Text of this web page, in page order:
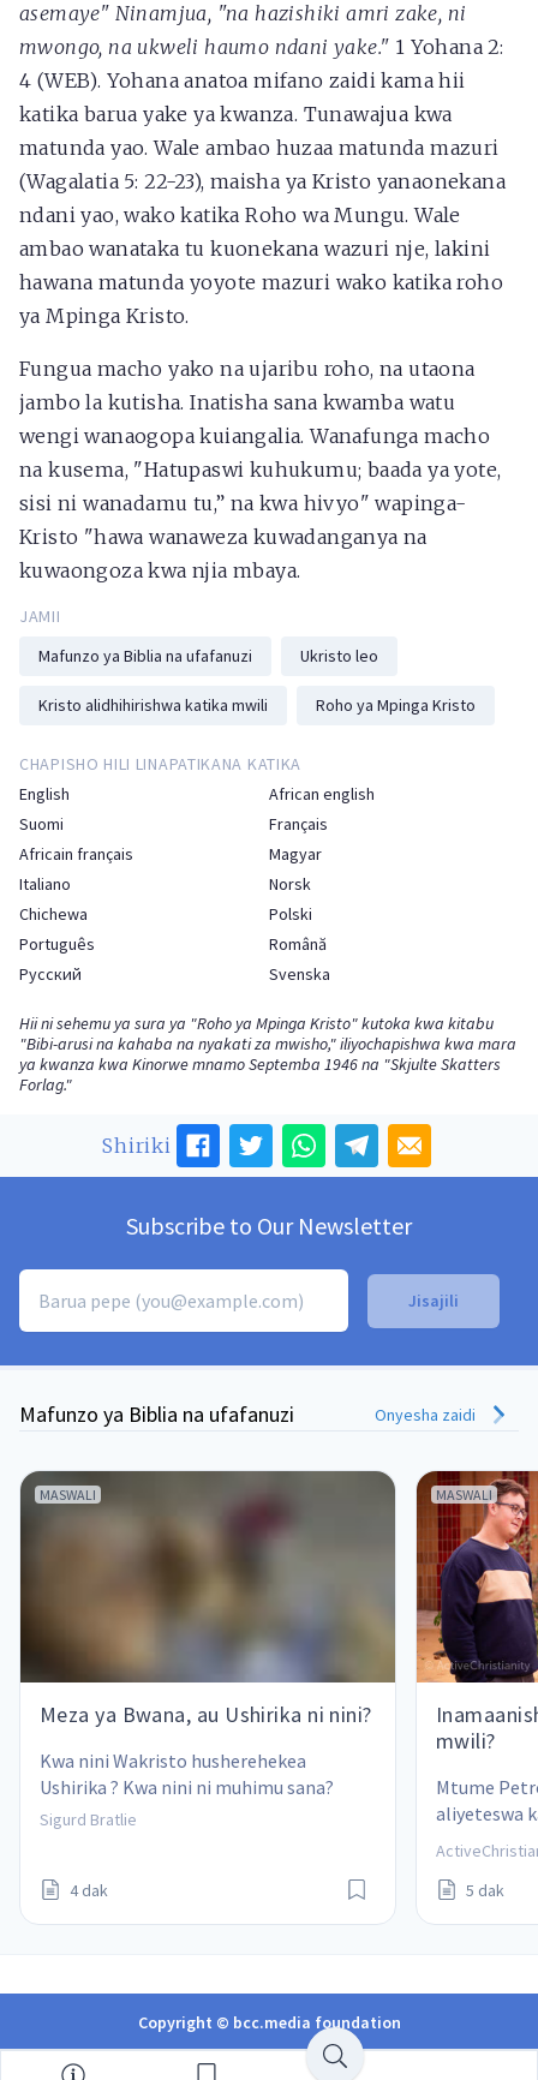
asemaye" Ninamjua, "na hazishiki amri zake, ni
mwongo, na ukweli haumo ndani yake." 1 Yohana 2:
4 (WEB). Yohana anatoa mifano zaidi kama hii
katika barua yake ya kwanza. Tunawajua kwa
matunda yao. Wale ambao huzaa matunda mazuri
(Wagalatia 5: 22-23), maisha ya Kristo yanaonekana
ndani yao, wako katika Roho wa Mungu. Wale
ambao wanataka tu kuonekana wazuri nje, lakini
hawana matunda yoyote mazuri wako katika roho
ya Mpinga Kristo.
Fungua macho yako na ujaribu roho, na utaona
jambo la kutisha. Inatisha sana kwamba watu
wengi wanaogopa kuiangalia. Wanafunga macho
na kusema, "Hatupaswi kuhukumu; baada ya yote,
sisi ni wanadamu tu,” na kwa hivyo" wapinga-
Kristo "hawa wanaweza kuwadanganya na
kuwaongoza kwa njia mbaya.
JAMII
Mafunzo ya Biblia na ufafanuzi
Ukristo leo
Kristo alidhihirishwa katika mwili Roho ya Mpinga Kristo
CHAPISHO HILI LINAPATIKANA KATIKA
English
African english
Suomi
Français
Africain français
Magyar
Italiano
Norsk
Chichewa
Polski
Português
Română
Русский
Svenska
Hii ni sehemu ya sura ya "Roho ya Mpinga Kristo" kutoka kwa kitabu
"Bibi-arusi na kahaba na nyakati za mwisho," iliyochapishwa kwa mara
ya kwanza kwa Kinorwe mnamo Septemba 1946 na "Skjulte Skatters
Forlag."
Shiriki
Subscribe to Our Newsletter
Mafunzo ya Biblia na ufafanuzi Onyesha zaidi
MASWALI
Meza ya Bwana, au Ushirika ni nini?
Kwa nini Wakristo husherehekea
Ushirika ? Kwa nini ni muhimu sana?
Sigurd Bratlie
4 dak
MASWALI
mwili?
Mtume
aliyeteswa
dhambi.."
yetu ya kila
5 dak
Copyright © bcc.media foundation